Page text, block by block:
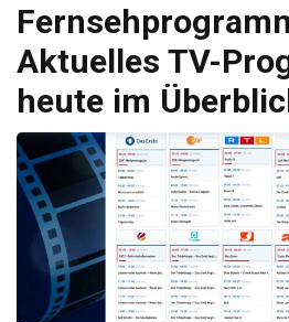
Aktuelles TV-
heute im